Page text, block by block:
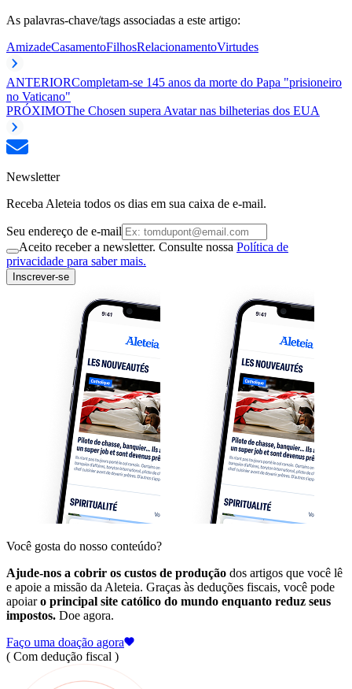
As palavras-chave/tags associadas a este artigo:
AmizadeCasamentoFilhosRelacionamentoVirtudes
ANTERIORCompletam-se 145 anos da morte do Papa "prisioneiro
no Vaticano"
PRÓXIMOThe Chosen supera Avatar nas bilheterias dos EUA
Newsletter
Receba Aleteia todos os dias em sua caixa de e-mail.
Seu endereço de e-mail
Aceito receber a newsletter. Consulte nossa Política de
privacidade para saber mais.
Inscrever-se
Você gosta do nosso conteúdo?
Ajude-nos a cobrir os custos de produção dos artigos que você lê
e apoie a missão da Aleteia. Graças às deduções fiscais, você pode
apoiaro principal site católico do mundo enquanto reduz seus
impostos. Doe agora.
Faço uma doação agora
( Com dedução fiscal )